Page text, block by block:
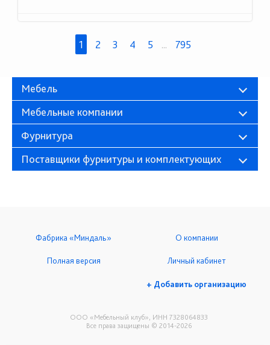
1 2 3 4 5 ... 795
Мебель
Мебельные компании
Фурнитура
Поставщики фурнитуры и комплектующих
ООО «Мебельный клуб», ИНН 7328064833
Все права защищены © 2014-2026
Фабрика «Миндаль» О компании
Полная версия Личный кабинет
+ Добавить организацию